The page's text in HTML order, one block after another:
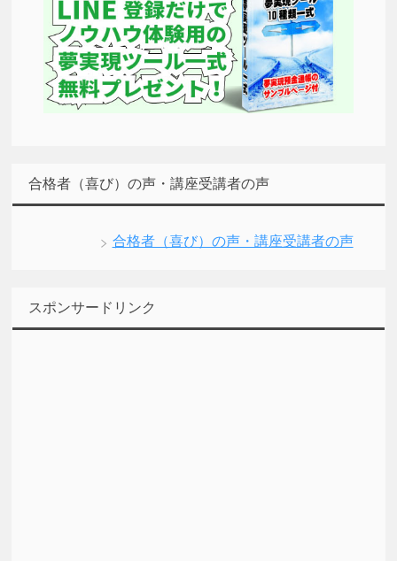
合格者（喜び）の声・講座受講者の声
合格者（喜び）の声・講座受講者の声
スポンサードリンク